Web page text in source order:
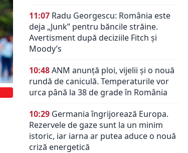
11:07 Radu Georgescu: România este
deja „Junk” pentru băncile străine.
Avertisment după deciziile Fitch și
Moody’s
10:48ANM anunță ploi, vijelii și o nouă
rundă de caniculă. Temperaturile vor
urca până la 38 de grade în România
10:29 Germania îngrijorează Europa.
Rezervele de gaze sunt la un minim
istoric, iar iarna ar putea aduce o nouă
criză energetică